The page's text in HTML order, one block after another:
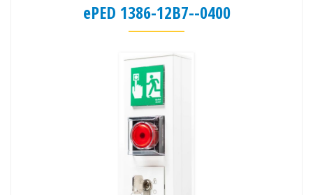
ePED 1386-12B7--0400